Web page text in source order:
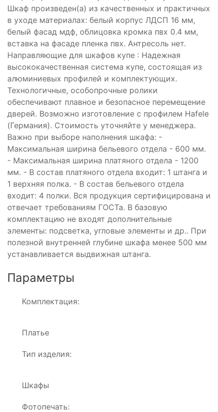
Шкаф произведен(а) из качественных и практичных
в уходе материалах: белый корпус ЛДСП 16 мм,
белый фасад мдф, облицовка кромка пвх 0.4 мм,
вставка на фасаде пленка пвх. Антресоль нет.
Направляющие для шкафов купе : Надежная
высококачественная система купе, состоящая из
алюминиевых профилей и комплектующих.
Технологичные, особопрочные ролики
обеспечивают плавное и безопасное перемещение
дверей. Возможно изготовление с профилем Hafele
(Германия). Стоимость уточняйте у менеджера.
Важно при выборе наполнения шкафа: -
Максимальная ширина бельевого отдела - 600 мм.
- Максимальная ширина платяного отдела - 1200
мм. - В состав платяного отдела входит: 1 штанга и
1 верхняя полка. - В состав бельевого отдела
входит: 4 полки. Вся продукция сертифицирована и
отвечает требованиям ГОСТа. В базовую
комплектацию не входят дополнительные
элементы: подсветка, угловые элементы и др.. При
полезной внутренней глубине шкафа менее 500 мм
устанавливается выдвижная штанга.
Параметры
Комплектация:
Платье
Тип изделия:
Шкафы
Фотопечать: